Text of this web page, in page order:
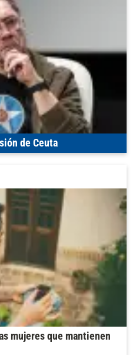
de Ceuta
mujeres que mantienen